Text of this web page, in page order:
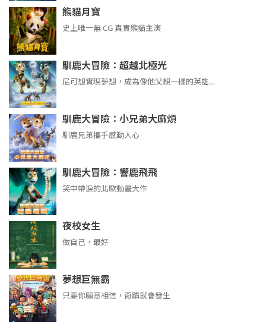
熊貓月寶
史上唯一無 CG 真實熊貓主演
馴鹿大冒險：超越北極光
尼可想實現夢想，成為像他父親一樣的英雄…
馴鹿大冒險：小兄弟大麻煩
馴鹿兄弟攜手感動人心
馴鹿大冒險：響鹿飛飛
笑中帶淚的北歐動畫大作
夜校女生
做自己，最好
夢想巨無霸
只要你願意相信，奇蹟就會發生